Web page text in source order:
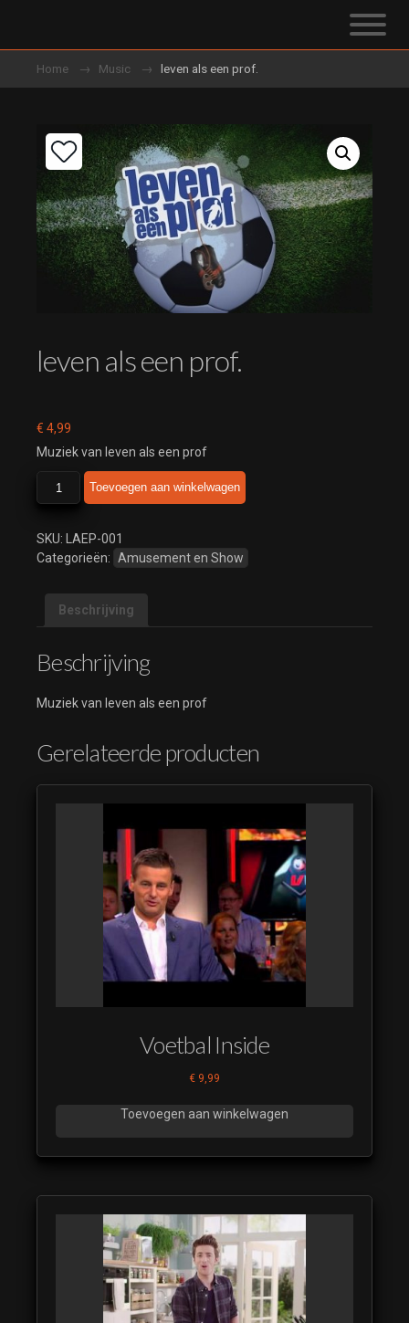
Home Music leven als een prof.
leven als een prof.
€ 4,99
Muziek van leven als een prof
leven
als
prof.
aantal
Toevoegen aan winkelwagen
SKU: LAEP-001
Categorieën: Amusement en Show
Beschrijving
Beschrijving
Muziek van leven als een prof
Gerelateerde producten
Voetbal Inside
€ 9,99
Toevoegen aan winkelwagen